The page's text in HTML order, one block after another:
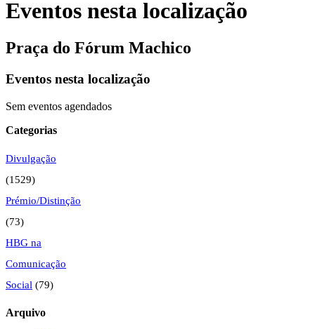
Eventos nesta localização
Praça do Fórum Machico
Eventos nesta localização
Sem eventos agendados
Categorias
Divulgação
(1529)
Prémio/Distinção
(73)
HBG na
Comunicação
Social (79)
Arquivo